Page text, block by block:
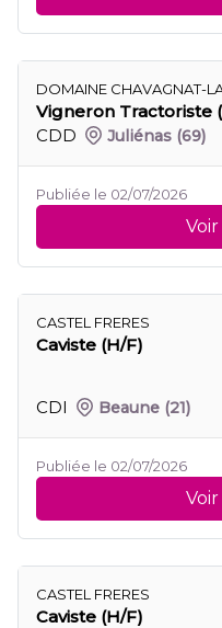
DOMAINE CHAVAGNAT-
Vigneron Tractoriste
CDD
Juliénas (69)
Publiée le 02/07/2026
CASTEL FRERES
Caviste (H/F)
CDI Beaune (21)
Publiée le 02/07/2026
CASTEL FRERES
Caviste (H/F)